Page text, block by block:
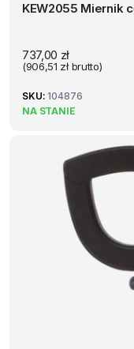
KEW2055 Miernik
737,00 zł
(906,51 złbrutto)
SKU: 104876
NA STANIE